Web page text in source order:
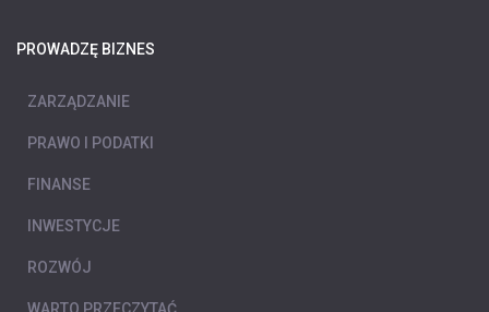
PROWADZĘ BIZNES
ZARZĄDZANIE
PRAWO I PODATKI
FINANSE
INWESTYCJE
ROZWÓJ
WARTO PRZECZYTAĆ